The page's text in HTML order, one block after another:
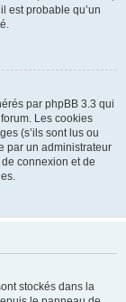
est probable qu’un
par phpBB 3.3 qui
Les cookies
(s’ils sont lus ou
par un administrateur
connexion et de
stockés dans la